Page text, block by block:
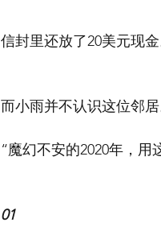
信封里还放了20美元现金
而小雨并不认识这位邻居
“魔幻不安的2020年，用
01